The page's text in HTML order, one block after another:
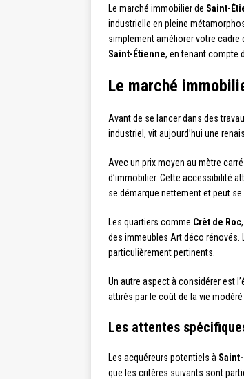
Le marché immobilier de Saint-
industrielle en pleine
simplement améliorer votre cadre
Saint-Étienne, en tenant compte
Le marché
Avant de se lancer dans des
industriel, vit aujourd’hui une
Avec un prix moyen au mètre
d’immobilier. Cette accessibilité
se démarque nettement et peut se
Les quartiers comme Crêt de Roc,
des immeubles Art déco rénovés.
particulièrement pertinents.
Un autre aspect à considérer est
attirés par le coût de la vie
Les attentes
Les acquéreurs potentiels à
que les critères suivants sont